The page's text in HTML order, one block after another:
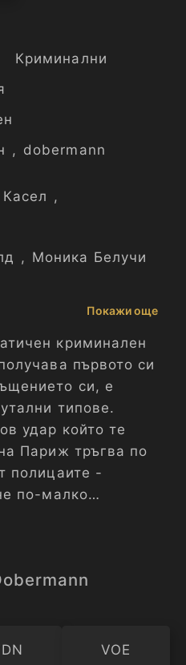
Криминални
, dobermann
,
, Моника Белучи
Покажи още
криминален
първото си
си, е
типове.
удар който те
Париж тръгва по
полицаите -
по-малко
VOE